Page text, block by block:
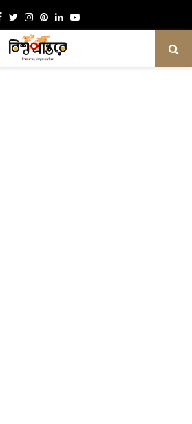
Facebook
TwitterInstagram
Pinterest
LinkedinYoutube